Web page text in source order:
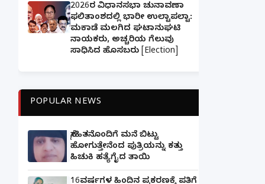
2026ರ ವಿಧಾನಸಭಾ ಚುನಾವಣಾ
ಫಲಿತಾಂಶದಲ್ಲಿ ಭಾರೀ ಉಲ್ಟಾಪಲ್ಟಾ:
ಮಕಾಡೆ ಮಲಗಿದ ಘಟಾನುಘಟಿ
ನಾಯಕರು, ಅಚ್ಚರಿಯ ಗೆಲುವು
ಸಾಧಿಸಿದ ಹೊಸಬರು [Election]
POPULAR NEWS
ಸ್ನೇಹಿತನೊಂದಿಗೆ ಮನೆ ಬಿಟ್ಟು
ಹೋಗುತ್ತೇನೆಂದ ಪುತ್ರಿಯನ್ನು ಕತ್ತು
ಹಿಚುಕಿ ಹತ್ಯೆಗೈದ ತಾಯಿ
16ವರ್ಷಗಳ ಹಿಂದಿನ ಪ್ರಕರಣಕ್ಕೆ ಪತಿಗೆ